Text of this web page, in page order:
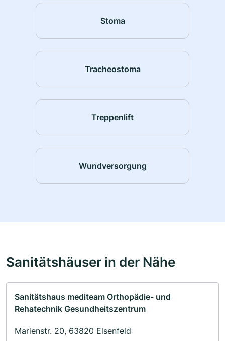
Stoma
Tracheostoma
Treppenlift
Wundversorgung
Sanitätshäuser in der Nähe
Sanitätshaus mediteam Orthopädie- und
Rehatechnik Gesundheitszentrum
Marienstr. 20, 63820 Elsenfeld